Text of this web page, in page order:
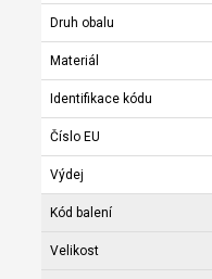
Druh obalu
Materiál
Identifikace kódu
Číslo EU
Výdej
Kód balení
Velikost